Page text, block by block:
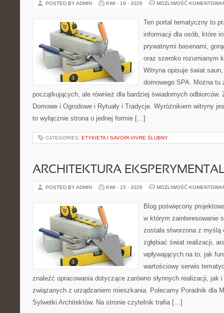
POSTED BY ADMIN KWI - 19 - 2026 MOŻLIWOŚĆ
Ten portal tematyczny to
informacji dla osób, które
prywatnymi basenami,
oraz szeroko rozumianym
Witryna opisuje świat
domowego SPA. Można
początkujących, ale również dla bardziej świadomych odbiorców.
Domowe i Ogrodowe i Rytuały i Tradycje. Wyróżnikiem witryny
to wyłącznie strona o jednej formie […]
CATEGORIES: ETYKIETA I SAVOIR-VIVRE ŚLUBNY
ARCHITEKTURA
POSTED BY ADMIN KWI - 15 - 2026 MOŻLIWOŚĆ
Blog poświęcony
w którym zainteresowanie
została stworzona z
zgłębiać świat realizacji,
wpływających na to, jak
wartościowy serwis
znaleźć opracowania dotyczące zarówno słynnych realizacji, jak
związanych z urządzaniem mieszkania. Polecamy Poradnik dla
Sylwetki Architektów. Na stronie czytelnik trafia […]